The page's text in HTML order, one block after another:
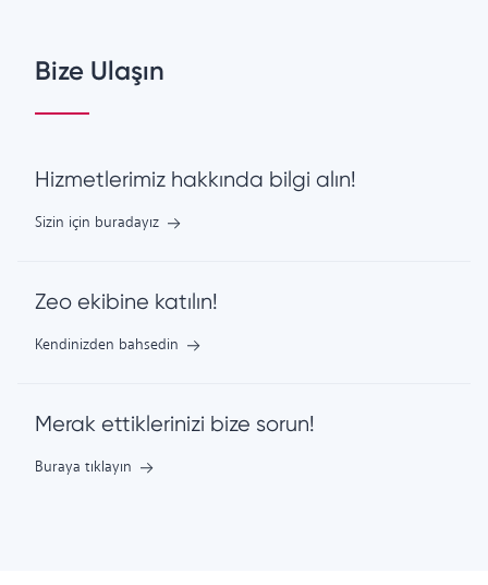
Bize Ulaşın
Hizmetlerimiz hakkında bilgi alın!
Sizin için buradayız
Zeo ekibine katılın!
Kendinizden bahsedin
Merak ettiklerinizi bize sorun!
Buraya tıklayın